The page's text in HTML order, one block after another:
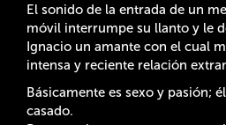
El sonido de la entrada de un
móvil interrumpe su llanto y le
Ignacio un amante con el cual
intensa y reciente relación
Básicamente es sexo y pasión;
casado.